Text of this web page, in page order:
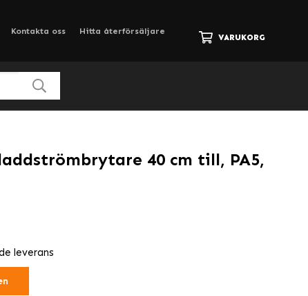
Kontakta oss
Hitta återförsäljare
VARUKORG
40 cm till, PA5,
leverans